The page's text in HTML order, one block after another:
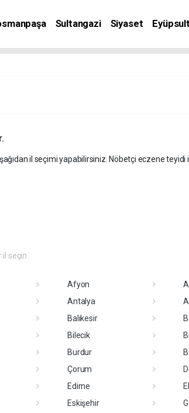
Sultangazi Siyaset
il seçimi yapabilirsiniz. Nöbetçi eczene teyidi
il seçin
Afyon
Antalya
Balıkesir
Bilecik
Burdur
Çorum
Edirne
Eskişehir